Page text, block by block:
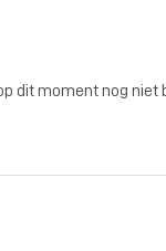
dit moment nog niet